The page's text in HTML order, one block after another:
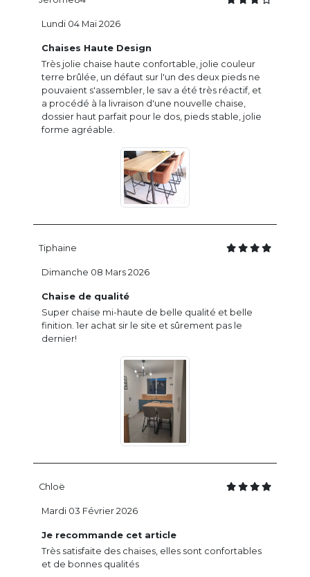
Chaises Haute Design
Très jolie chaise haute confortable, jolie couleur
terre brûlée, un défaut sur l'un des deux pieds ne
pouvaient s'assembler, le sav a été très réactif, et
a procédé à la livraison d'une nouvelle chaise,
dossier haut parfait pour le dos, pieds stable, jolie
forme agréable.
Lundi 04 Mai 2026
Tiphaine
Chaise de qualité
Super chaise mi-haute de belle qualité et belle
finition. 1er achat sir le site et sûrement pas le
dernier!
Dimanche 08 Mars 2026
Chloë
Je recommande cet article
Très satisfaite des chaises, elles sont confortables
et de bonnes qualités
Mardi 03 Février 2026